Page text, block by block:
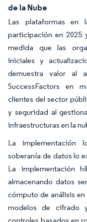
de la Nube
Las plataformas en
participación en 2025
medida que las
iniciales y
demuestra valor al
SuccessFactors en
clientes del sector
y seguridad al
infraestructuras en la
La implementación
soberanía de datos lo
La implementación
almacenando datos
cómputo de análisis
modelos de cifrado